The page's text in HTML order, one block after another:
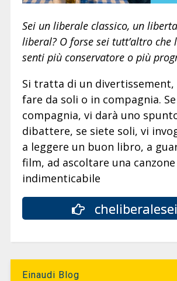
Sei un liberale classico, un
liberal? O forse sei tutt’altro che
senti più conservatore o più
Si tratta di un divertissement,
fare da soli o in compagnia.
compagnia, vi darà uno
dibattere, se siete soli, vi
a leggere un buon libro, a
film, ad ascoltare una canzone
indimenticabile
Einaudi Blog